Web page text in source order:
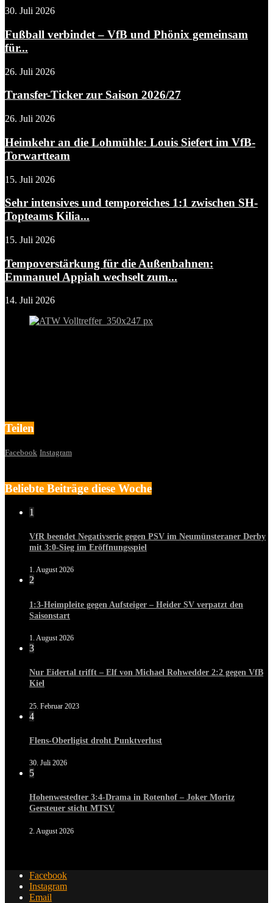
30. Juli 2026
Fußball verbindet – VfB und Phönix gemeinsam
für...
26. Juli 2026
Transfer-Ticker zur Saison 2026/27
26. Juli 2026
Heimkehr an die Lohmühle: Louis Siefert im VfB-
Torwartteam
15. Juli 2026
Sehr intensives und temporeiches 1:1 zwischen SH-
Topteams Kilia...
15. Juli 2026
Tempoverstärkung für die Außenbahnen:
Emmanuel Appiah wechselt zum...
14. Juli 2026
Teilen
Facebook Instagram
Beliebte Beiträge diese Woche
1
VfR beendet Negativserie gegen PSV im Neumünsteraner Derby
mit 3:0-Sieg im Eröffnungsspiel
1. August 2026
2
1:3-Heimpleite gegen Aufsteiger – Heider SV verpatzt den
Saisonstart
1. August 2026
3
Nur Eidertal trifft – Elf von Michael Rohwedder 2:2 gegen VfB
Kiel
25. Februar 2023
4
Flens-Oberligist droht Punktverlust
30. Juli 2026
5
Hohenwestedter 3:4-Drama in Rotenhof – Joker Moritz
Gersteuer sticht MTSV
2. August 2026
Facebook
Instagram
Email